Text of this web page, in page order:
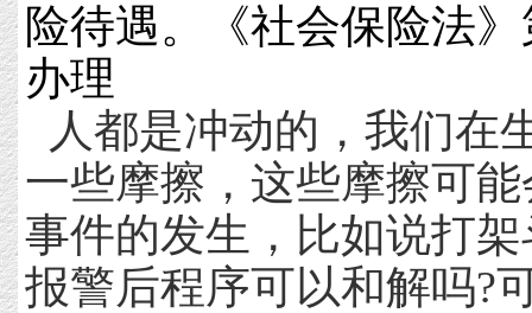
险待遇。《社会保险法
办理
人都是冲动的，我们在
一些摩擦，这些摩擦可
事件的发生，比如说打
报警后程序可以和解吗?